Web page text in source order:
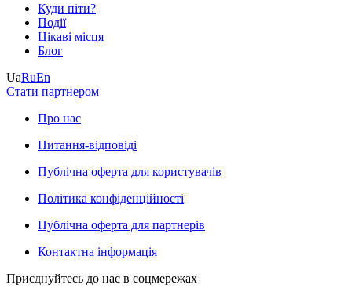
Куди піти?
Події
Цікаві місця
Блог
UaRuEn
Стати партнером
Про нас
Питання-відповіді
Публічна оферта для користувачів
Політика конфіденційності
Публічна оферта для партнерів
Контактна інформація
Приєднуйтесь до нас в соцмережах